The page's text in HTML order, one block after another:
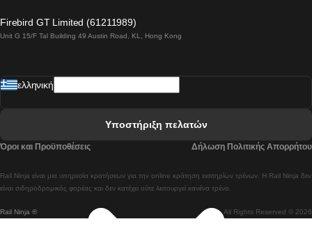
Βουδαπέστη προς Πράγα Tρένο
Λισαβόνα προς Λάγος Tρένο
Λισαβόνα προς Μαδρίτη Τρένα
Firebird GT Limited (61211989)
Unit G 15/F Tal Building 49 Austin Road, KL, Hong Kong
Rail Ninja ® All Rights Reserved © 2026
Rail Ninja είναι μια υπηρεσία κρατήσεων για την online κράτηση εισιτηρίων τρένων. Η Rail Ninja δεν
είναι σιδηροδρομικός φορέας και δεν κατέχει ούτε λειτουργεί κανένα τρένο.
ελληνική
Υποστήριξη πελατών
Όροι και Προϋποθέσεις Δήλωση Πολιτικής Απορρήτου